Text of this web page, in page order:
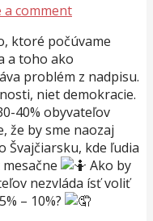
a comment
ktoré počúvame
a toho ako
problém z nadpisu.
niet demokracie.
40% obyvateľov
že by sme naozaj
Švajčiarsku, kde ľudia
Ako by
nezvláda ísť voliť
– 10%?